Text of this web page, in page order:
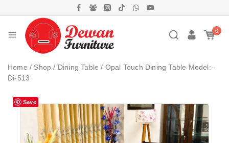
0
Home / Shop / Dining Table / Opal Touch Dining Table Model:-
Di-513
Save